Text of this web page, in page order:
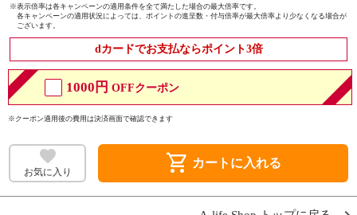
※表示倍率は各キャンペーンの適用条件を全て満たした場合の最大倍率です。
各キャンペーンの適用状況によっては、ポイントの進呈数・付与倍率が最大倍率より少なくなる場合が
ございます。
dカードでお支払ならポイント3倍
1000円 OFFクーポン
※クーポン適用後の費用は決済画面で確認できます
お気に入り shopping_cart カートに入れる